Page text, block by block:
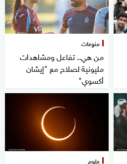
منوعات
من هي.. تفاعل ومشاهدات
مليونية لصلاح مع "إيشان
أكسوي"
علوم